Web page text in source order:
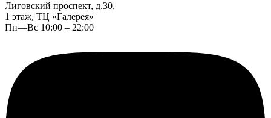
Лиговский проспект, д.30,
1 этаж, ТЦ «Галерея»
Пн—Вс 10:00 – 22:00